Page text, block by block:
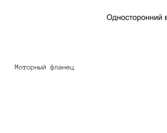
Моторный фланец